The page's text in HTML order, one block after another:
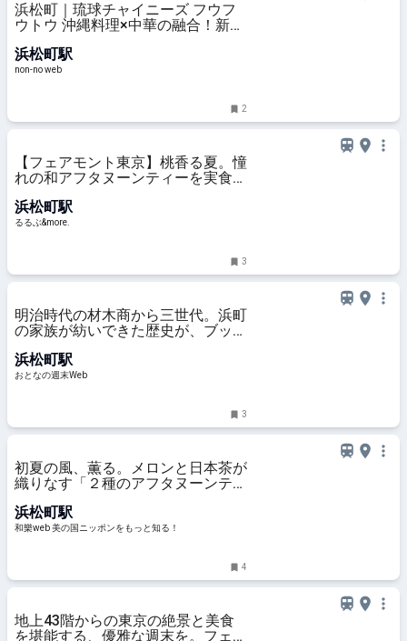
浜松町｜琉球チャイニーズ フウフ
ウトウ 沖縄料理×中華の融合！新感
non-no web
浜松町駅
non-no web
2
【フェアモント東京】桃香る夏。憧
れの和アフタヌーンティーを実食レ
デザートも｜るるぶ&more.
浜松町駅
るるぶ&more.
3
明治時代の材木商から三世代。浜町
の家族が紡いできた歴史が、ブック
浜松町駅
おとなの週末Web
3
初夏の風、薫る。メロンと日本茶が
織りなす「２種のアフタヌーンティ
きを【フェアモント東京】 ｜ 和
樂web 美の国ニッポンをもっと知
浜松町駅
和樂web 美の国ニッポンをもっと知る！
4
地上43階からの東京の絶景と美食
を堪能する、優雅な週末を。フェア